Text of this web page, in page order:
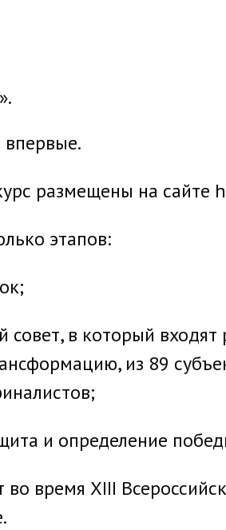
размещены на сайте
этапов:
в который
из 89
и определение
время XIII